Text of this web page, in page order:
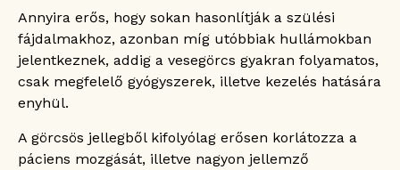
Mikor igényel sürgősségi ellátást a
vesegörcs?
Annyira erős, hogy sokan hasonlítják a szülési
fájdalmakhoz, azonban míg utóbbiak hullámokban
jelentkeznek, addig a vesegörcs gyakran folyamatos,
csak megfelelő gyógyszerek, illetve kezelés hatására
enyhül.
A görcsös jellegből kifolyólag erősen korlátozza a
páciens mozgását, illetve nagyon jellemző